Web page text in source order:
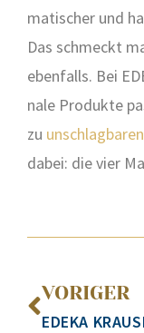
ma­ti­scher und
Das schmeckt
eben­falls. Bei
na­le Pro­duk­te
zu
dabei: die vier
VORIGER